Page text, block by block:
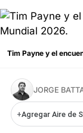
Tim Payne y el
JORGE
+Agregar Aire de